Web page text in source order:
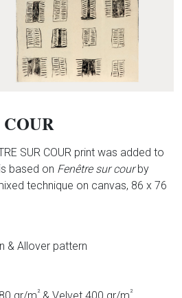
SUR COUR print was added to
based on Fenêtre sur courby
technique on canvas, 86 x 76
& Allover pattern
gr/m² & Velvet 400 gr/m²